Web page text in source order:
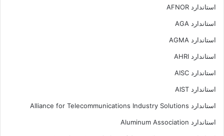
استاندارد AFNOR
استاندارد AGA
استاندارد AGMA
استاندارد AHRI
استاندارد AISC
استاندارد AIST
استاندارد Alliance for Telecommunications Industry Solutions
استاندارد Aluminum Association